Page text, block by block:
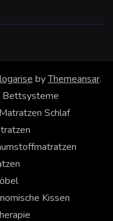
byThemeansar.
Bettsysteme
Matratzen Schlaf
Kissen